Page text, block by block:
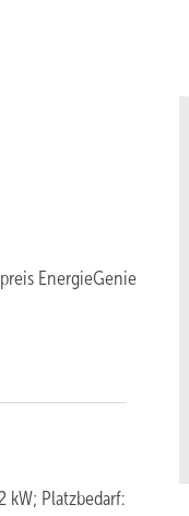
EnergieGenie
kW; Platzbedarf: